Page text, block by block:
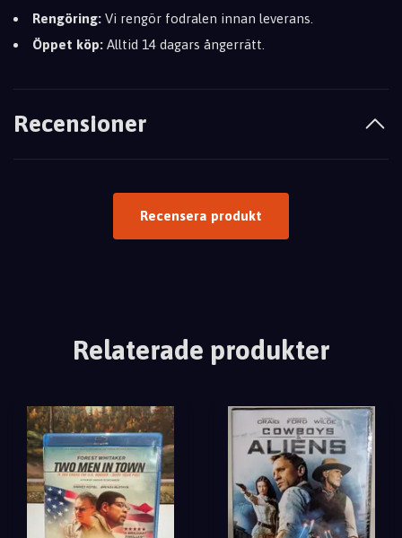
Rengöring: Vi rengör fodralen innan leverans.
Öppet köp: Alltid 14 dagars ångerrätt.
Recensioner
Recensera produkt
Relaterade produkter